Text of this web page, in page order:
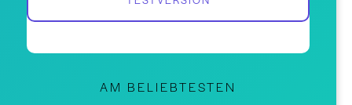
AM BELIEBTESTEN